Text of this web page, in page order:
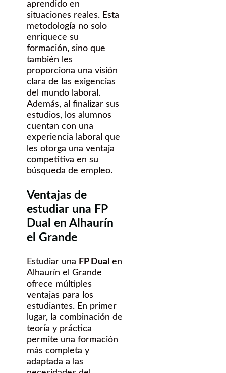
aprendido en
situaciones reales. Esta
metodología no solo
enriquece su
formación, sino que
también les
proporciona una visión
clara de las exigencias
del mundo laboral.
Además, al finalizar sus
estudios, los alumnos
cuentan con una
experiencia laboral que
les otorga una ventaja
competitiva en su
búsqueda de empleo.
Ventajas de
estudiar una FP
Dual en Alhaurín
el Grande
Estudiar una FP Dual en
Alhaurín el Grande
ofrece múltiples
ventajas para los
estudiantes. En primer
lugar, la combinación de
teoría y práctica
permite una formación
más completa y
adaptada a las